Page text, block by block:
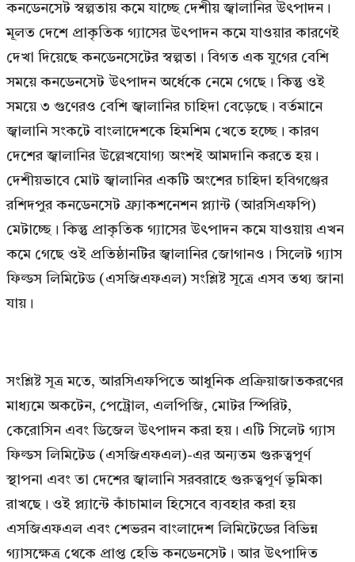
কনডেনসেট স্বল্পতায় কমে যাচ্ছে দেশীয় জ্বালানির উৎপাদন।
মূলত দেশে প্রাকৃতিক গ্যাসের উৎপাদন কমে যাওয়ার কারণেই
দেখা দিয়েছে কনডেনসেটের স্বল্পতা। বিগত এক যুগের বেশি
সময়ে কনডেনসেট উৎপাদন অর্ধেকে নেমে গেছে। কিন্তু ওই
সময়ে ৩ গুণেরও বেশি জ্বালানির চাহিদা বেড়েছে। বর্তমানে
জ্বালানি সংকটে বাংলাদেশকে হিমশিম খেতে হচ্ছে। কারণ
দেশের জ্বালানির উল্লেখযোগ্য অংশই আমদানি করতে হয়।
দেশীয়ভাবে মোট জ্বালানির একটি অংশের চাহিদা হবিগঞ্জের
রশিদপুর কনডেনসেট ফ্র্যাকশনেশন প্ল্যান্ট (আরসিএফপি)
মেটাচ্ছে। কিন্তু প্রাকৃতিক গ্যাসের উৎপাদন কমে যাওয়ায় এখন
কমে গেছে ওই প্রতিষ্ঠানটির জ্বালানির জোগানও। সিলেট গ্যাস
ফিল্ডস লিমিটেড (এসজিএফএল) সংশ্লিষ্ট সূত্রে এসব তথ্য জানা
যায়।
সংশ্লিষ্ট সূত্র মতে, আরসিএফপিতে আধুনিক প্রক্রিয়াজাতকরণের
মাধ্যমে অকটেন, পেট্রোল, এলপিজি, মোটর স্পিরিট,
কেরোসিন এবং ডিজেল উৎপাদন করা হয়। এটি সিলেট গ্যাস
ফিল্ডস লিমিটেড (এসজিএফএল)-এর অন্যতম গুরুত্বপূর্ণ
স্থাপনা এবং তা দেশের জ্বালানি সরবরাহে গুরুত্বপূর্ণ ভূমিকা
রাখছে। ওই প্ল্যান্টে কাঁচামাল হিসেবে ব্যবহার করা হয়
এসজিএফএল এবং শেভরন বাংলাদেশ লিমিটেডের বিভিন্ন
গ্যাসক্ষেত্র থেকে প্রাপ্ত হেভি কনডেনসেট। আর উৎপাদিত